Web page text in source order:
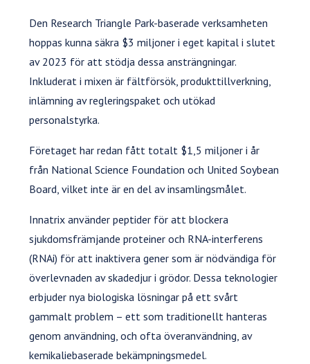
Den Research Triangle Park-baserade verksamheten
hoppas kunna säkra $3 miljoner i eget kapital i slutet
av 2023 för att stödja dessa ansträngningar.
Inkluderat i mixen är fältförsök, produkttillverkning,
inlämning av regleringspaket och utökad
personalstyrka.
Företaget har redan fått totalt $1,5 miljoner i år
från National Science Foundation och United Soybean
Board, vilket inte är en del av insamlingsmålet.
Innatrix använder peptider för att blockera
sjukdomsfrämjande proteiner och RNA-interferens
(RNAi) för att inaktivera gener som är nödvändiga för
överlevnaden av skadedjur i grödor. Dessa teknologier
erbjuder nya biologiska lösningar på ett svårt
gammalt problem – ett som traditionellt hanteras
genom användning, och ofta överanvändning, av
kemikaliebaserade bekämpningsmedel.